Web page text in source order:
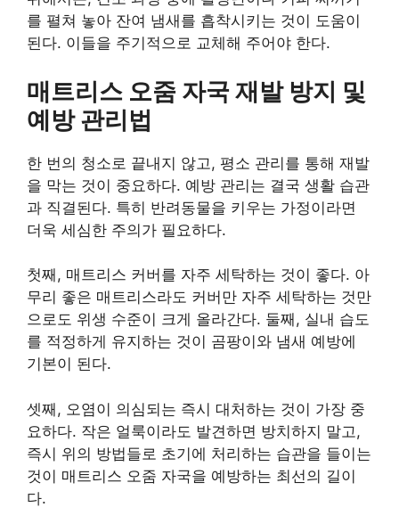
를 펼쳐 놓아 잔여 냄새를 흡착시키는 것이 도움이
된다. 이들을 주기적으로 교체해 주어야 한다.
매트리스 오줌 자국 재발 방지 및
예방 관리법
한 번의 청소로 끝내지 않고, 평소 관리를 통해 재발
을 막는 것이 중요하다. 예방 관리는 결국 생활 습관
과 직결된다. 특히 반려동물을 키우는 가정이라면
더욱 세심한 주의가 필요하다.
첫째, 매트리스 커버를 자주 세탁하는 것이 좋다. 아
무리 좋은 매트리스라도 커버만 자주 세탁하는 것만
으로도 위생 수준이 크게 올라간다. 둘째, 실내 습도
를 적정하게 유지하는 것이 곰팡이와 냄새 예방에
기본이 된다.
셋째, 오염이 의심되는 즉시 대처하는 것이 가장 중
요하다. 작은 얼룩이라도 발견하면 방치하지 말고,
즉시 위의 방법들로 초기에 처리하는 습관을 들이는
것이 매트리스 오줌 자국을 예방하는 최선의 길이
다.